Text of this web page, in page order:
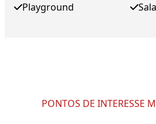
Playground
PONTOS DE INTERESSE